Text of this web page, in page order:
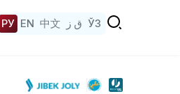
РУ EN 中文 ق ز ЎЗ